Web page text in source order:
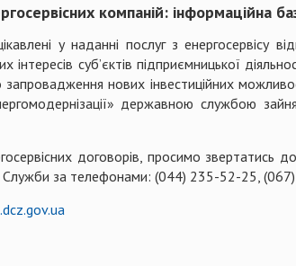
компаній: інформаційна
у наданні послуг з енергосервісу
суб’єктів підприємницької
нових інвестиційних
державною службою
договорів, просимо
Служби за телефонами: (044) 235-52-25,